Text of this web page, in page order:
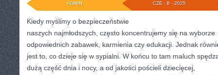
CZE - 8 - 2025
ADMIN
Kiedy myślimy o bezpieczeństwie
naszych najmłodszych, często koncentrujemy się na wyborze
odpowiednich zabawek, karmienia czy edukacji. Jednak
jest to, co dzieje się w sypialni. W końcu to tam maluch
dużą część dnia i nocy, a od jakości pościeli dziecięcej,